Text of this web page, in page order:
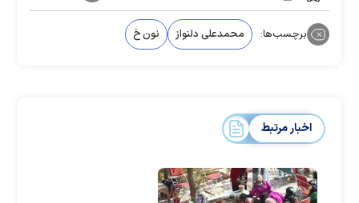
برچسب‌ها: محمدعلی دلنواز نون خ
اخبار مرتبط